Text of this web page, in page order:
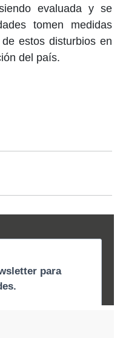
evaluada y se
tomen medidas
estos disturbios en
del país.